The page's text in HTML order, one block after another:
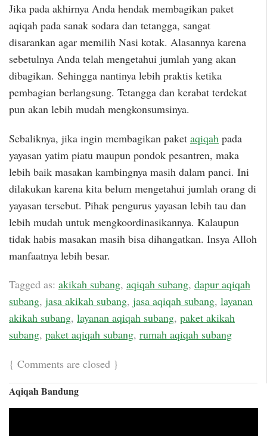
Jika pada akhirnya Anda hendak membagikan paket
aqiqah pada sanak sodara dan tetangga, sangat
disarankan agar memilih Nasi kotak. Alasannya karena
sebetulnya Anda telah mengetahui jumlah yang akan
dibagikan. Sehingga nantinya lebih praktis ketika
pembagian berlangsung. Tetangga dan kerabat terdekat
pun akan lebih mudah mengkonsumsinya.
Sebaliknya, jika ingin membagikan paket aqiqah pada
yayasan yatim piatu maupun pondok pesantren, maka
lebih baik masakan kambingnya masih dalam panci. Ini
dilakukan karena kita belum mengetahui jumlah orang di
yayasan tersebut. Pihak pengurus yayasan lebih tau dan
lebih mudah untuk mengkoordinasikannya. Kalaupun
tidak habis masakan masih bisa dihangatkan. Insya Alloh
manfaatnya lebih besar.
Tagged as: akikah subang, aqiqah subang, dapur aqiqah
subang, jasa akikah subang, jasa aqiqah subang, layanan
akikah subang, layanan aqiqah subang, paket akikah
subang, paket aqiqah subang, rumah aqiqah subang
{ Comments are closed }
Aqiqah Bandung